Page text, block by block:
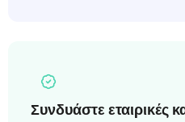
Συνδυάστε εταιρικές